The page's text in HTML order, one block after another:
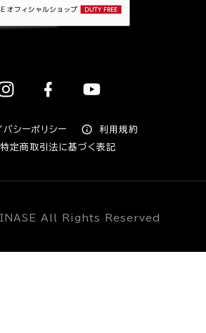
バシーポリシー
利用規約
特定商取引法に基づく表記
All Rights Reserved